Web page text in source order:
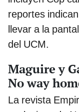
reportes
llevar a la
del UCM.
Maguire y
No way
La revista